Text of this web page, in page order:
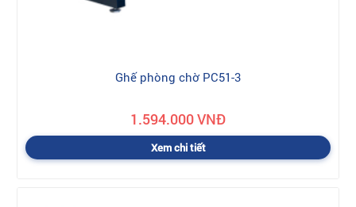
Ghế phòng chờ PC51-3
1.594.000 VNĐ
Xem chi tiết